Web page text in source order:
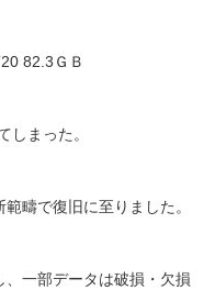
82.3ＧＢ
しまった。
疇で復旧に至りました。
一部データは破損・欠損